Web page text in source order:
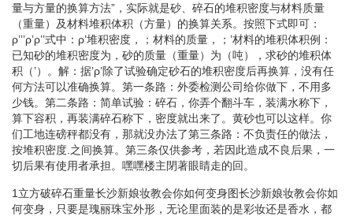
量与方量的换算方法”，实际就是砂、碎石的堆积密度与材料质量
（重量）及材料堆积体积（方量）的换算关系。按照下式即可：
ρ’’’ρ’ρ’’式中：ρ’堆积密度，；材料的质量，；’材料的堆积体积例：
已知砂的堆积密度为，砂的质量（重量）为（吨），求砂的堆积体
积（’）。解：据’ρ’除了试验确定砂石的堆积密度后再换算，没有任
何方法可以准确换算。第一条路：外委检测公司给你做下，不用多
少钱。第二条路：简单试验：碎石，你弄个翻斗车，装满水称下，
算下容积，再装满碎石称下，密度就出来了。黄砂也可以这样。你
们工地连磅秤都没有，那就没办法了第三条路：不负责任的做法，
按堆积密度.之间换算。第三条仅供参考，若因此造成不良后果，一
切后果有使用者承担。嘿嘿楼主閉著眼睛走的回。
1立方破碎石重量长沙新娘妆教会你如何变身图长沙新娘妆教会你如
何变身，只要是瑰丽珠宝外形，无论里面装的是彩妆还是香水，都